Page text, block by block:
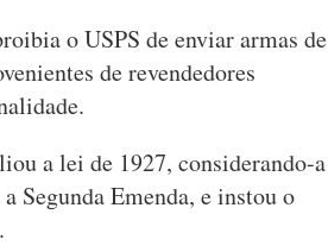
o USPS de enviar armas de
de revendedores
a lei de 1927, considerando-a
Segunda Emenda, e instou o